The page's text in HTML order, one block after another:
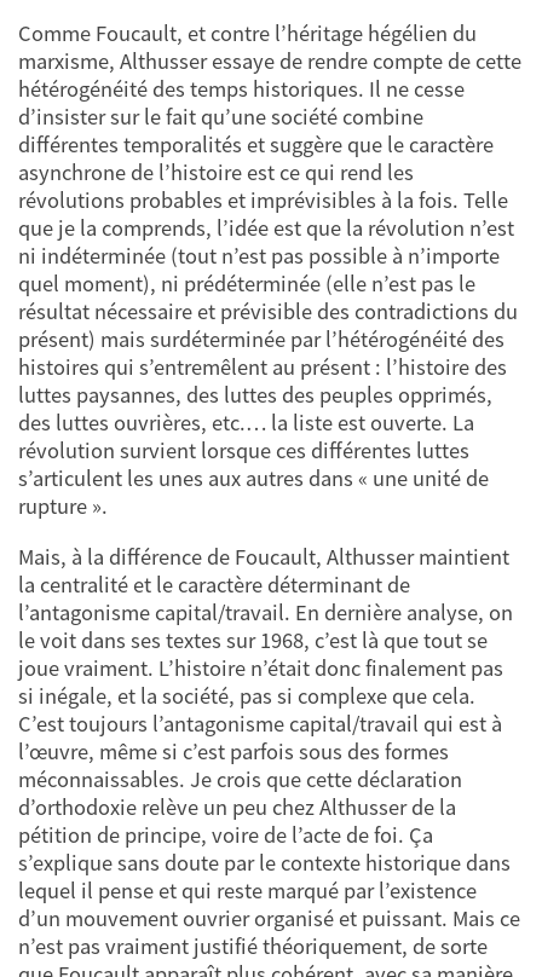
Comme Foucault, et contre l’héritage hégélien du
marxisme, Althusser essaye de rendre compte de cette
hétérogénéité des temps historiques. Il ne cesse
d’insister sur le fait qu’une société combine
différentes temporalités et suggère que le caractère
asynchrone de l’histoire est ce qui rend les
révolutions probables et imprévisibles à la fois. Telle
que je la comprends, l’idée est que la révolution n’est
ni indéterminée (tout n’est pas possible à n’importe
quel moment), ni prédéterminée (elle n’est pas le
résultat nécessaire et prévisible des contradictions du
présent) mais surdéterminée par l’hétérogénéité des
histoires qui s’entremêlent au présent : l’histoire des
luttes paysannes, des luttes des peuples opprimés,
des luttes ouvrières, etc.… la liste est ouverte. La
révolution survient lorsque ces différentes luttes
s’articulent les unes aux autres dans « une unité de
rupture ».
Mais, à la différence de Foucault, Althusser maintient
la centralité et le caractère déterminant de
l’antagonisme capital/travail. En dernière analyse, on
le voit dans ses textes sur 1968, c’est là que tout se
joue vraiment. L’histoire n’était donc finalement pas
si inégale, et la société, pas si complexe que cela.
C’est toujours l’antagonisme capital/travail qui est à
l’œuvre, même si c’est parfois sous des formes
méconnaissables. Je crois que cette déclaration
d’orthodoxie relève un peu chez Althusser de la
pétition de principe, voire de l’acte de foi. Ça
s’explique sans doute par le contexte historique dans
lequel il pense et qui reste marqué par l’existence
d’un mouvement ouvrier organisé et puissant. Mais ce
n’est pas vraiment justifié théoriquement, de sorte